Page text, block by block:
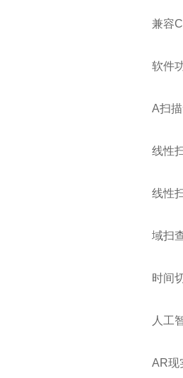
兼容
软件
A扫
线性
线性
域扫
时间
人工
AR现